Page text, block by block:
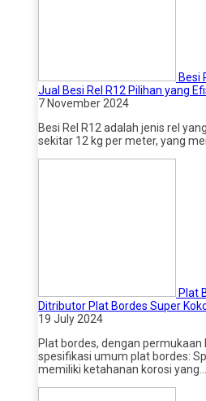
Besi
Jual Besi Rel R12 Pilihan yang
7 November 2024
Besi Rel R12 adalah jenis rel
sekitar 12 kg per meter, yang
Plat
Ditributor Plat Bordes Super
19 July 2024
Plat bordes, dengan
spesifikasi umum plat bordes:
memiliki ketahanan korosi yang…